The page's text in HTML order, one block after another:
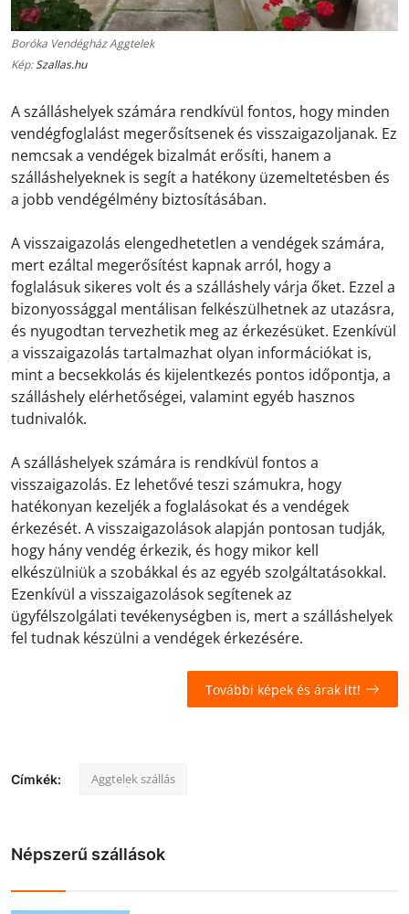
Boróka Vendégház Aggtelek
Kép:Szallas.hu
A szálláshelyek számára rendkívül fontos, hogy minden
vendégfoglalást megerősítsenek és visszaigazoljanak. Ez
nemcsak a vendégek bizalmát erősíti, hanem a
szálláshelyeknek is segít a hatékony üzemeltetésben és
a jobb vendégélmény biztosításában.
A visszaigazolás elengedhetetlen a vendégek számára,
mert ezáltal megerősítést kapnak arról, hogy a
foglalásuk sikeres volt és a szálláshely várja őket. Ezzel a
bizonyossággal mentálisan felkészülhetnek az utazásra,
és nyugodtan tervezhetik meg az érkezésüket. Ezenkívül
a visszaigazolás tartalmazhat olyan információkat is,
mint a becsekkolás és kijelentkezés pontos időpontja, a
szálláshely elérhetőségei, valamint egyéb hasznos
tudnivalók.
A szálláshelyek számára is rendkívül fontos a
visszaigazolás. Ez lehetővé teszi számukra, hogy
hatékonyan kezeljék a foglalásokat és a vendégek
érkezését. A visszaigazolások alapján pontosan tudják,
hogy hány vendég érkezik, és hogy mikor kell
elkészülniük a szobákkal és az egyéb szolgáltatásokkal.
Ezenkívül a visszaigazolások segítenek az
ügyfélszolgálati tevékenységben is, mert a szálláshelyek
fel tudnak készülni a vendégek érkezésére.
További képek és árak itt!
Címkék: Aggtelek szállás
Népszerű szállások